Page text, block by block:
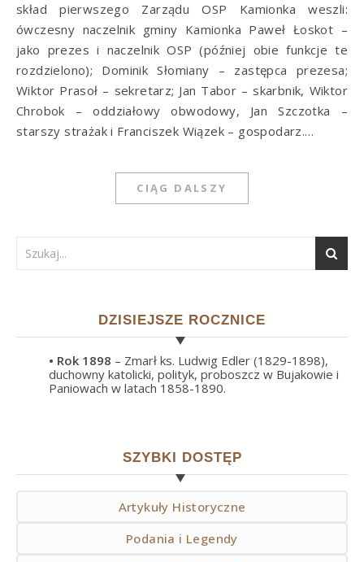
skład pierwszego Zarządu OSP Kamionka weszli:
ówczesny naczelnik gminy Kamionka Paweł Łoskot –
jako prezes i naczelnik OSP (później obie funkcje te
rozdzielono); Dominik Słomiany – zastępca prezesa;
Wiktor Prasoł – sekretarz; Jan Tabor – skarbnik, Wiktor
Chrobok – oddziałowy obwodowy, Jan Szczotka –
starszy strażak i Franciszek Wiązek – gospodarz.…
CIĄG DALSZY
DZISIEJSZE ROCZNICE
• Rok 1898 – Zmarł ks. Ludwig Edler (1829-1898),
duchowny katolicki, polityk, proboszcz w Bujakowie i
Paniowach w latach 1858-1890.
SZYBKI DOSTĘP
Artykuły Historyczne
Podania i Legendy